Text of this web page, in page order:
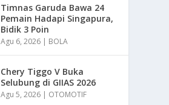
Timnas Garuda Bawa 24
Pemain Hadapi Singapura,
Bidik 3 Poin
Agu 6, 2026 | BOLA
Chery Tiggo V Buka
Selubung di GIIAS 2026
Agu 5, 2026 | OTOMOTIF